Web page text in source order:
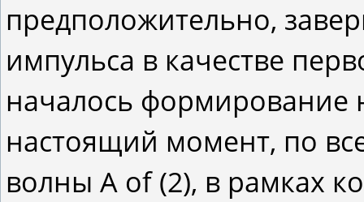
предположительно,
импульса в качестве
началось формирование
настоящий момент, по
волны A of (2), в рамках